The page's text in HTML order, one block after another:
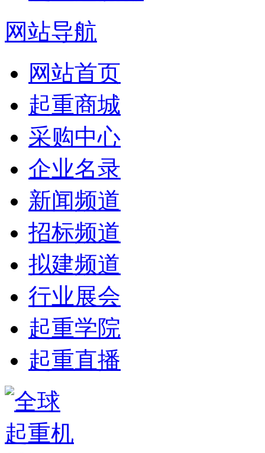
网站导航
网站首页
起重商城
采购中心
企业名录
新闻频道
招标频道
拟建频道
行业展会
起重学院
起重直播